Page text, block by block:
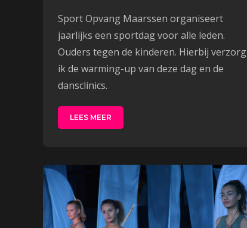
Sport Opvang Maarssen organiseert
jaarlijks een sportdag voor alle leden.
Ouders tegen de kinderen. Hierbij verzorg
ik de warming-up van deze dag en de
dansclinics.
LEES MEER